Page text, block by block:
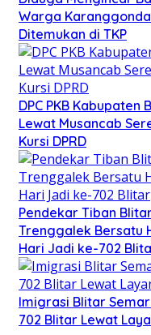
Warga
Ditemukan di TKP
DPC PKB
Lewat Musancab
Kursi DPRD
Pendekar Tiban
Trenggalek Bersatu
Hari Jadi ke-702
Imigrasi Blitar
702 Blitar Lewat